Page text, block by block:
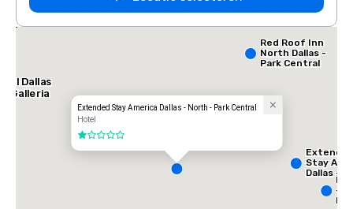
Extended Stay America Dallas - North - Park Central
Hotel
1 van 5
Dallas
Galleria
Red Roof Inn
North Dallas -
Park Central
Stay
Dallas -
Avenue-